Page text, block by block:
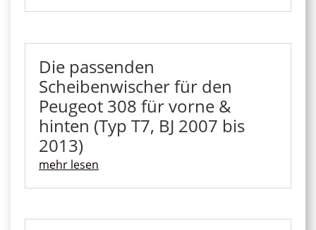
Die passenden
Scheibenwischer für den
Peugeot 308 für vorne &
hinten (Typ T7, BJ 2007 bis
2013)
mehr lesen